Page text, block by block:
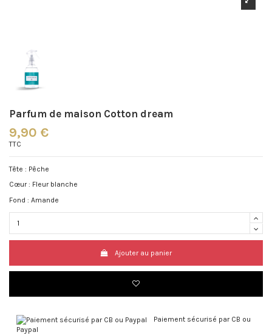
Parfum de maison Cotton dream
9,90 €
TTC
Tête : Pêche
Cœur : Fleur blanche
Fond : Amande
Ajouter au panier
Paiement sécurisé par CB ou
Paypal